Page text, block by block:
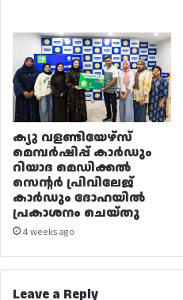
ക്യു വളണ്ടിയേഴ്‌സ്
മെമ്പർഷിപ്പ് കാർഡും
റിയാദ മെഡിക്കൽ
സെന്റർ പ്രിവിലേജ്
കാർഡും ദോഹയിൽ
പ്രകാശനം ചെയ്തു
4 weeks ago
Leave a Reply